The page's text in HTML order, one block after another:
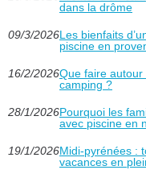
dans la drôme
09/3/2026Les bienfaits
piscine en
16/2/2026Que faire autour
camping ?
28/1/2026Pourquoi les
avec piscine en
19/1/2026Midi-pyrénées :
vacances en